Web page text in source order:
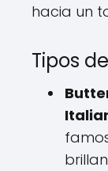
hacia un
Tipos